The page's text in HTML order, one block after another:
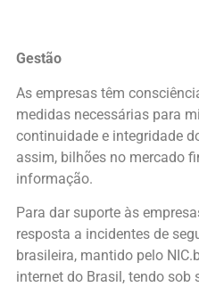
Gestão
As empresas têm
medidas necessárias para
continuidade e integridade
assim, bilhões no mercado
informação.
Para dar suporte às
resposta a incidentes de
brasileira, mantido pelo
internet do Brasil, tendo sob